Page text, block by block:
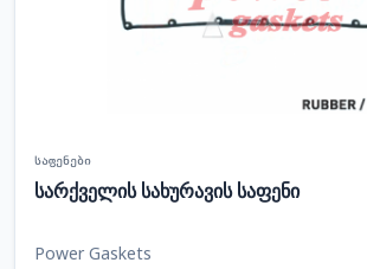
საფენები
სარქველის სახურავის საფენი
Power Gaskets